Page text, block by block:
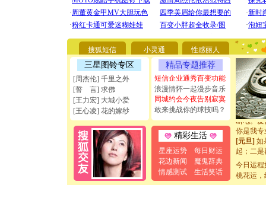
搜狐短信 小灵通 性感丽人
三星图铃专区
[周杰伦] 千里之外
[誓 言] 求佛
[王力宏] 大城小爱
[王心凌] 花的嫁纱
精品专题推荐
短信企业通秀百变功能
浪漫情怀一起漫步音乐
同城约会今夜告别寂寞
敢来挑战你的球技吗？
精彩生活
星座运势
每日财运
花边新闻
魔鬼辞典
情感测试
生活笑话
[圣诞节]
你太多，
要平安
[圣诞节]
能正大
天都要快
[圣诞节]
如意,快
[元旦]看
断电。爱
你是我
[元旦] 如
起；二
[元旦]当
泣，这痛
今日运程
桃花运，